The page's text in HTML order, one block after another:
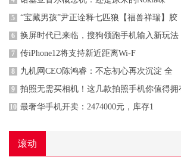
5 “宝藏男孩”尹正诠释七匹狼【福兽祥瑞】胶
6 换屏时代已来临，搜狗领跑手机输入新玩法
7 传iPhone12将支持新近距离Wi-F
8 九机网CEO陈鸿睿：不忘初心再次沉淀 全
9 拍照无需买相机！这几款拍照手机你值得拥
10 最奢华手机开卖：2474000元，库存1
滚动